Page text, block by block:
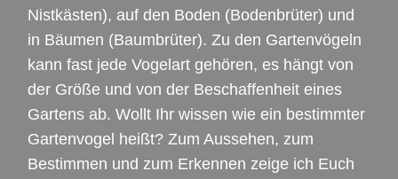
Nistkästen), auf den Boden (Bodenbrüter) und
in Bäumen (Baumbrüter). Zu den Gartenvögeln
kann fast jede Vogelart gehören, es hängt von
der Größe und von der Beschaffenheit eines
Gartens ab. Wollt Ihr wissen wie ein bestimmter
Gartenvogel heißt? Zum Aussehen, zum
Bestimmen und zum Erkennen zeige ich Euch